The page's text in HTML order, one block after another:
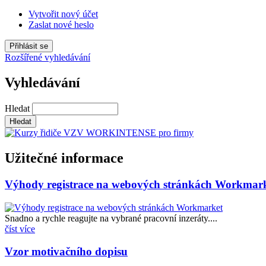
Vytvořit nový účet
Zaslat nové heslo
Rozšířené vyhledávání
Vyhledávání
Hledat
Užitečné informace
Výhody registrace na webových stránkách
Snadno a rychle reagujte na vybrané pracovní inzeráty....
číst více
Vzor motivačního dopisu